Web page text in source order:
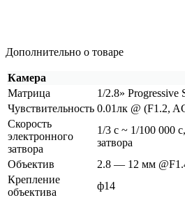
Дополнительно о товаре
Камера
Матрица
1/2.8» Progressive
Чувствительность 0.01лк @ (F1 .2,
Скорость
электронного
затвора
1/3 с ~ 1/100 000
затвора
Объектив
2.8 — 12 мм
Крепление
объектива
ф14